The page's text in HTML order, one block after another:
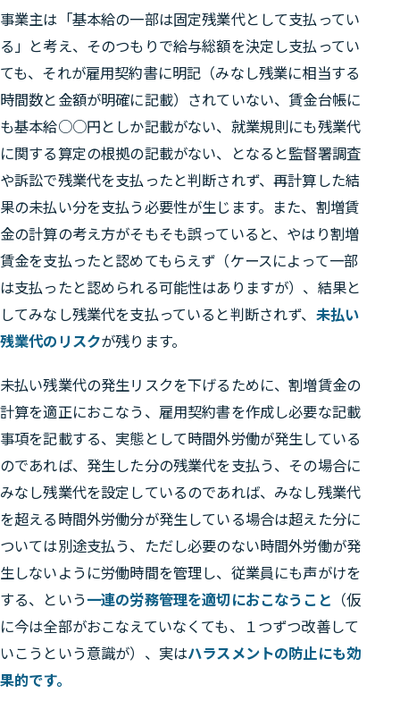
事業主は「基本給の一部は固定残業代として支払ってい
る」と考え、そのつもりで給与総額を決定し支払ってい
ても、それが雇用契約書に明記（みなし残業に相当する
時間数と金額が明確に記載）されていない、賃金台帳に
も基本給○○円としか記載がない、就業規則にも残業代
に関する算定の根拠の記載がない、となると監督署調査
や訴訟で残業代を支払ったと判断されず、再計算した結
果の未払い分を支払う必要性が生じます。また、割増賃
金の計算の考え方がそもそも誤っていると、やはり割増
賃金を支払ったと認めてもらえず（ケースによって一部
は支払ったと認められる可能性はありますが）、結果と
してみなし残業代を支払っていると判断されず、 未払い
残業代のリスクが残ります。
未払い残業代の発生リスクを下げるために、割増賃金の
計算を適正におこなう、雇用契約書を作成し必要な記載
事項を記載する、実態として時間外労働が発生している
のであれば、発生した分の残業代を支払う、その場合に
みなし残業代を設定しているのであれば、みなし残業代
を超える時間外労働分が発生している場合は超えた分に
ついては別途支払う、ただし必要のない時間外労働が発
生しないように労働時間を管理し、従業員にも声がけを
する、という一連の労務管理を適切におこなうこと （仮
に今は全部がおこなえていなくても、１つずつ改善して
いこうという意識が）、実はハラスメントの防止にも効
果的です。